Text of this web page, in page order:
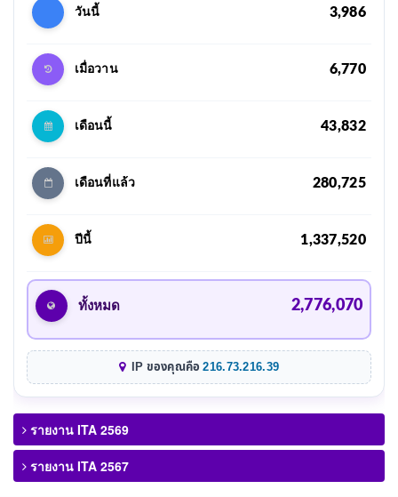
วันนี้ 3,986
เมื่อวาน 6,770
เดือนนี้ 43,832
เดือนที่แล้ว 280,725
ปีนี้ 1,337,520
ทั้งหมด 2,776,070
IP ของคุณคือ216.73.216.39
รายงาน ITA 2569
รายงาน ITA 2567